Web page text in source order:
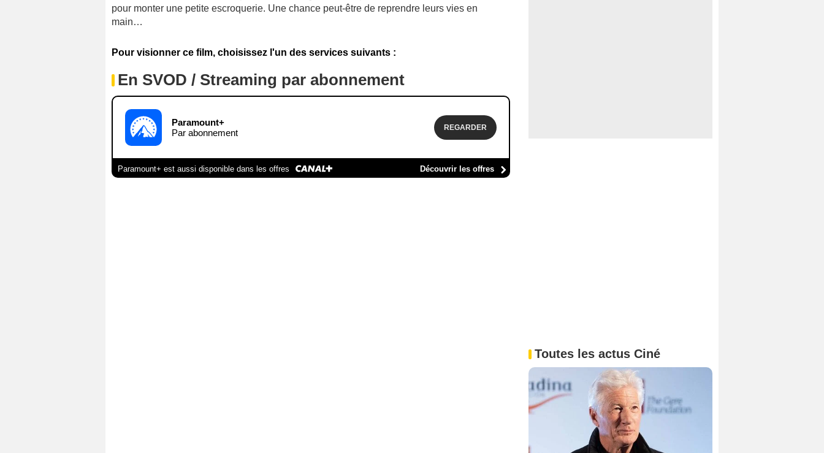
pour monter une petite escroquerie. Une chance peut-être de reprendre leurs vies en
main…
Pour visionner ce film, choisissez l'un des services suivants :
En SVOD / Streaming par abonnement
Paramount+
Par abonnement
REGARDER
Paramount+ est aussi disponible dans les offres Découvrir les offres
Toutes les actus Ciné